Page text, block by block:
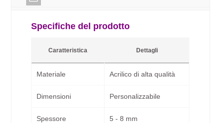
Specifiche del prodotto
Caratteristica Dettagli
Materiale Acrilico di alta qualità
Dimensioni Personalizzabile
Spessore 5 - 8 mm